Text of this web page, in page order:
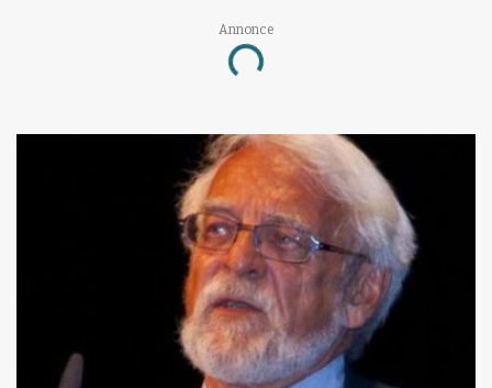
Annonce
Loading...